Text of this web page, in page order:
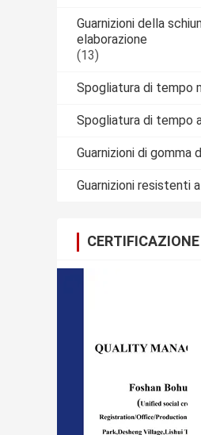
Guarnizioni della
elaborazione
(13)
Spogliatura di tempo
Spogliatura di tempo
Guarnizioni di gomma
Guarnizioni resistenti
CERTIFICAZIONE